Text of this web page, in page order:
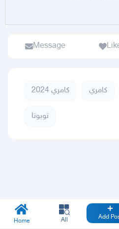
Message
كامري 2024 كامري
تويوتا
Home All Add